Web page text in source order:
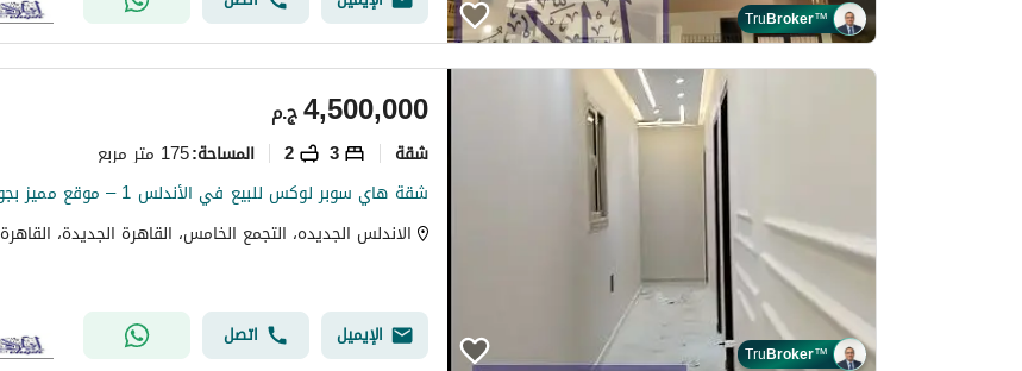
TruBroker™
TruBroker™
ج.م4,500,000
شقة 3
2 المساحة:175 متر مربع
الاندلس الجديده، التجمع الخامس، القاهرة الجديدة، القاهرة
الإيميل اتصل